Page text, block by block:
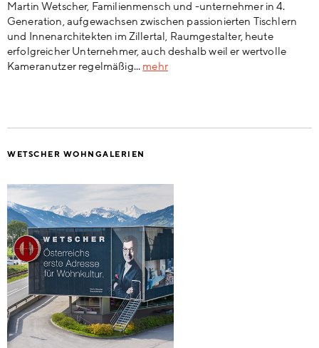
Martin Wetscher, Familienmensch und -unternehmer in 4.
Generation, aufgewachsen zwischen passionierten Tischlern
und Innenarchitekten im Zillertal, Raumgestalter, heute
erfolgreicher Unternehmer, auch deshalb weil er wertvolle
Kameranutzer regelmäßig... mehr
WETSCHER WOHNGALERIEN